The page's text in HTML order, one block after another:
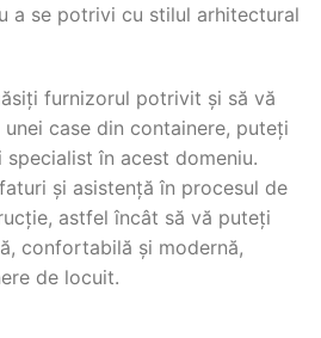
a se potrivi cu stilul arhitectural
furnizorul potrivit și să vă
case din containere, puteți
specialist în acest domeniu.
și asistență în procesul de
astfel încât să vă puteți
confortabilă și modernă,
de locuit.